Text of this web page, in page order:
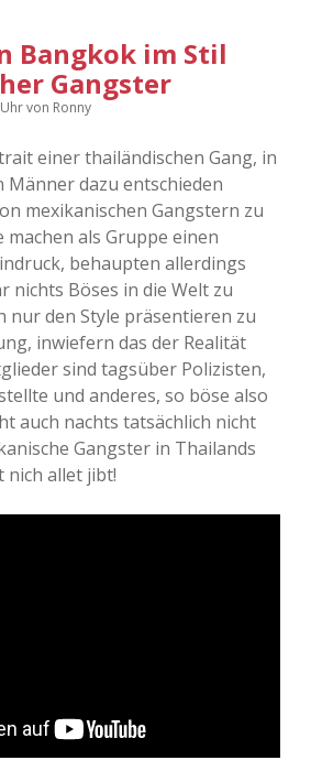
Bangkok im Stil
Gangster
von Ronny
einer thailändischen Gang, in
Männer dazu entschieden
mexikanischen Gangstern zu
als Gruppe einen
behaupten allerdings
nichts Böses in die Welt zu
nur den Style präsentieren zu
inwiefern das der Realität
sind tagsüber Polizisten,
und anderes, so böse also
auch nachts tatsächlich nicht
Gangster in Thailands
nich allet jibt!